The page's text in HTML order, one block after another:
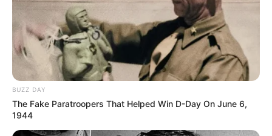
​ക്യൂട്ട് മ്യൂസിക് മാറ്റി, പക്ക പേട്ടതുള്ളൽ പാട്ടാക്കി;
‘ഗണപതി തുണയരുളുക’ പിറന്നതിന്റെ
കഥപറഞ്ഞ് രഞ്ജിൻ രാജ്
BUZZ DAY
The Fake Paratroopers That Helped Win D-Day On June 6,
1944